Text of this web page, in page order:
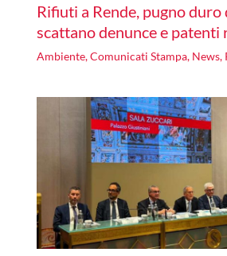
Rifiuti a Rende, pugno duro
scattano denunce e
Ambiente,Comunicati Stampa, News,